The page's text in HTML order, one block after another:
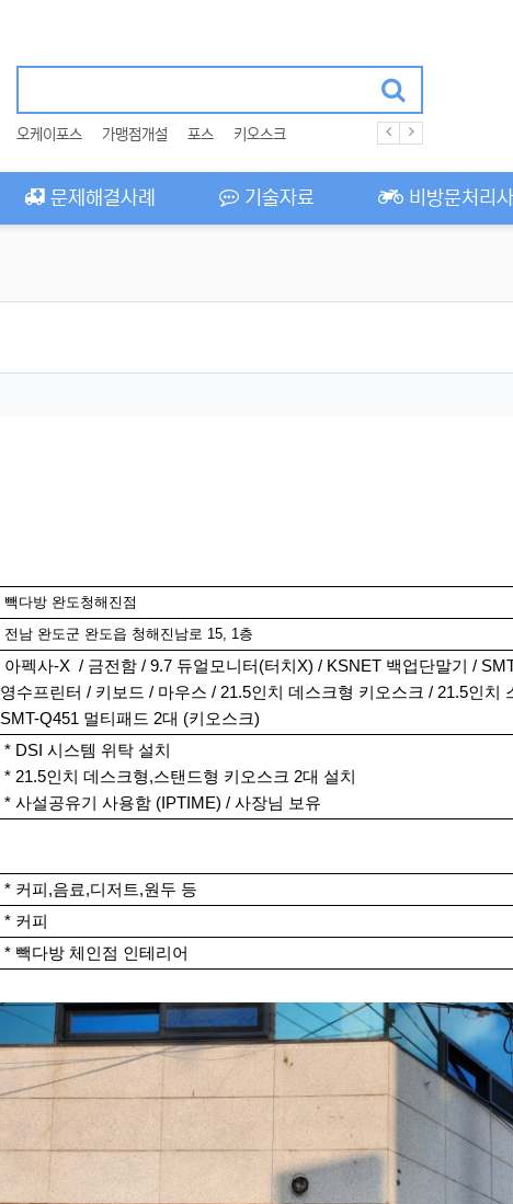
오케이포스 가맹점개설 포스 키오스크
문제해결사례 기술자료 비방문처리사
빽다방 완도청해진점
전남 완도군 완도읍 청해진남로 15, 1층
아펙사-X / 금전함 / 9.7 듀얼모니터(터치X) / KSNET 백업단말기 /
영수프린터 / 키보드 / 마우스 / 21.5인치 데스크형 키오스크 / 21.5인치
SMT-Q451 멀티패드 2대 (키오스크)
* DSI 시스템 위탁 설치
* 21.5인치 데스크형,스탠드형 키오스크 2대 설치
* 사설공유기 사용함 (IPTIME) / 사장님 보유
* 커피,음료,디저트,원두 등
* 커피
* 빽다방 체인점 인테리어